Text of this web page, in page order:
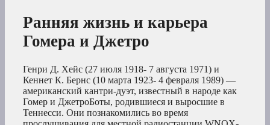
Ранняя жизнь и карьера
Гомера и Джетро
Генри Д. Хейс (27 июля 1918- 7 августа 1971) и
Кеннет К. Бернс (10 марта 1923- 4 февраля 1989) —
американский кантри-дуэт, известный в народе как
Гомер и ДжетроБоты, родившиеся и выросшие в
Теннесси. Они познакомились во время